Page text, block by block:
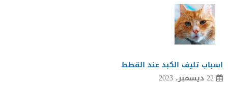
اسباب تليف الكبد عند القطط
22 ديسمبر، 2023